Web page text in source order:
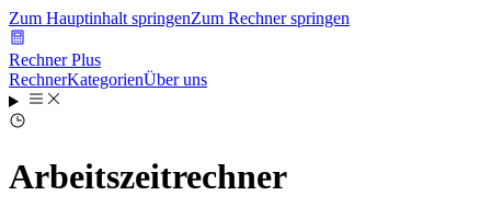
Zum Hauptinhalt springenZum Rechner springen
Rechner Plus
RechnerKategorienÜber uns
Arbeitszeitrechner